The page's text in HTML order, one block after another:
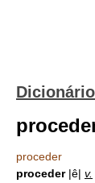
proceder
proceder|ê| v.